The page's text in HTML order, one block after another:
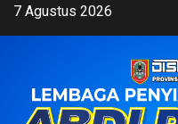
Skip7 Agustus 2026